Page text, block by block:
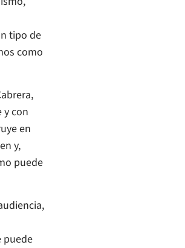
tipo de
como
y con
en
y,
puede
puede